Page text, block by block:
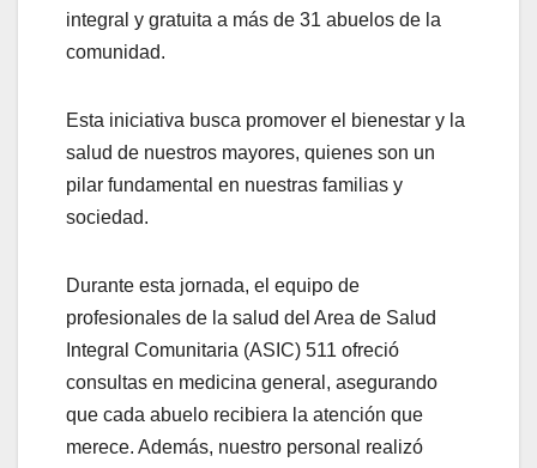
integral y gratuita a más de 31 abuelos de la
comunidad.
Esta iniciativa busca promover el bienestar y la
salud de nuestros mayores, quienes son un
pilar fundamental en nuestras familias y
sociedad.
Durante esta jornada, el equipo de
profesionales de la salud del Area de Salud
Integral Comunitaria (ASIC) 511 ofreció
consultas en medicina general, asegurando
que cada abuelo recibiera la atención que
merece. Además, nuestro personal realizó